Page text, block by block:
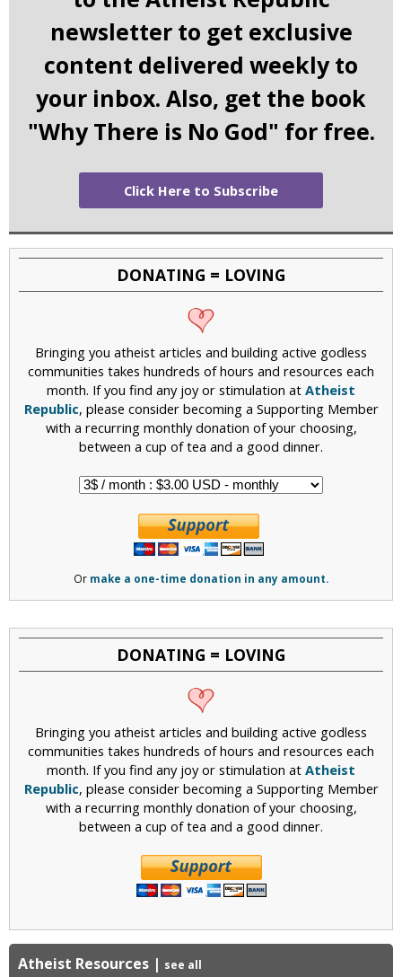
newsletter to get exclusive
content delivered weekly to
your inbox. Also, get the book
"Why There is No God" for free.
Click Here to Subscribe
DONATING = LOVING
Bringing you atheist articles and building active godless
communities takes hundreds of hours and resources each
month. If you find any joy or stimulation at Atheist
Republic, please consider becoming a Supporting Member
with a recurring monthly donation of your choosing,
between a cup of tea and a good dinner.
Or make a one-time donation in any amount.
DONATING = LOVING
Bringing you atheist articles and building active godless
communities takes hundreds of hours and resources each
month. If you find any joy or stimulation at Atheist
Republic, please consider becoming a Supporting Member
with a recurring monthly donation of your choosing,
between a cup of tea and a good dinner.
Atheist Resources | see all